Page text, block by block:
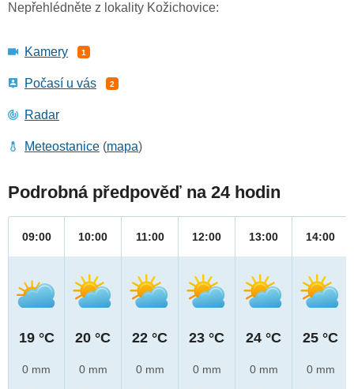
Nepřehlédněte z lokality Kožichovice:
Kamery 1
Počasí u vás 2
Radar
Meteostanice (mapa)
Podrobná předpověď na 24 hodin
09:00
19 °C
0 mm
10:00
20 °C
0 mm
11:00
22 °C
0 mm
12:00
23 °C
0 mm
13:00
24 °C
0 mm
14:00
25 °C
0 mm